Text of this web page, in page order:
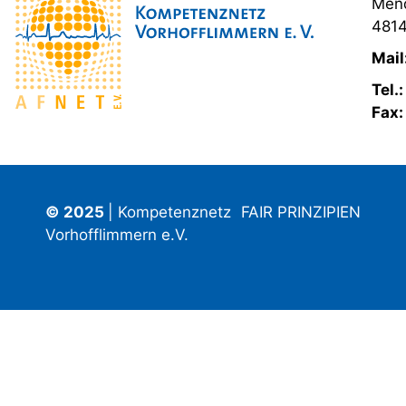
Tel.:
Fax:
© 2025
| Kompetenznetz
Vorhofflimmern e.V.
FAIR PRINZIPIEN